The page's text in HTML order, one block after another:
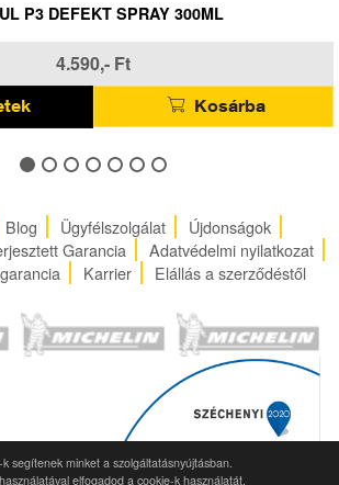
MM-ES ALUHÁZAS SZERELHETŐ
1.990,- Ft
Részletek Kosárba
Blog Ügyfélszolgálat
Újdonságok
Garancia
Adatvédelmi nyilatkozat
Karrier Elállás a szerződéstől
segítenek minket a szolgáltatásnyújtásban.
elfogadod a cookie-k használatát.